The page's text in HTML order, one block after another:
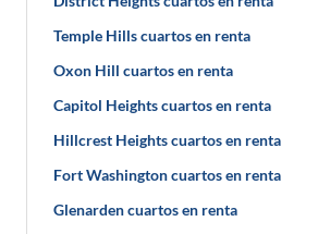
Temple Hills cuartos en renta
Oxon Hill cuartos en renta
Capitol Heights cuartos en renta
Hillcrest Heights cuartos en renta
Fort Washington cuartos en renta
Glenarden cuartos en renta